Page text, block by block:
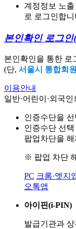
계정정보 노출
로 로그인합니
본인확인 로그인
본인확인을 통한 로
(단, 서울시 통합회
이용안내
일반·어린이·외국인
인증수단을
인증수단 선
팝업차단을
※ 팝업 차단
PC 크롬·엣지
오톡앱
아이핀(i-PIN)
발급기관과